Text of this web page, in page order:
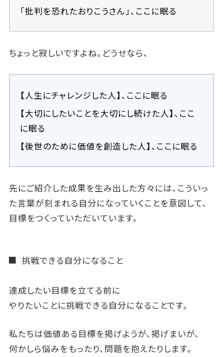
「批判を恐れたおりこうさん」、ここに眠る
ちょっと寂しいですよね。どうせなら、
【人生にチャレンジした人】、ここに眠る
【大切にしたいことを大切にし続けた人】、ここ
に眠る
【後世のために価値を創造した人】、ここに眠る
先にご紹介した成果を生み出した方々には、こういっ
た言葉が刻まれる自分になっていくことを意図して、
目標をつくっていただいています。
挑戦できる自分になること
達成したい目標を立てる前に
やりたいことに挑戦できる自分になることです。
私たちは価値ある目標を掲げようが、掲げまいが、
何かしら悩みをもったり、問題を抱えたりします。